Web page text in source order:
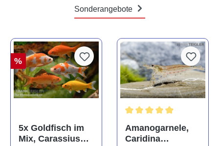
Sonderangebote
%
5x Goldfisch im
Mix, Carassius
Amanogarnele,
Caridina